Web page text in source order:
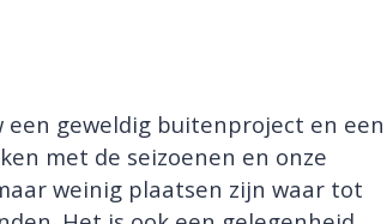
geweldig buitenproject en een
met de seizoenen en onze
weinig plaatsen zijn waar tot